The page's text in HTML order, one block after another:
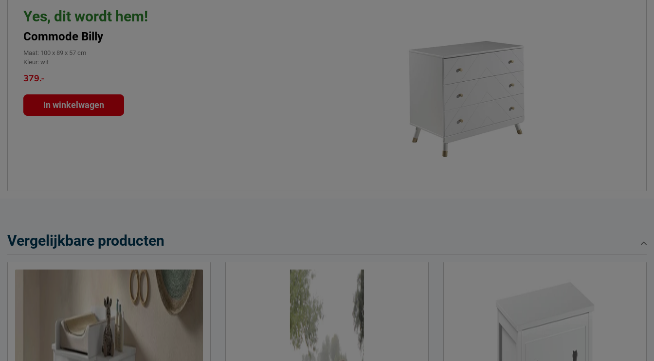
Yes, dit wordt hem!
Commode Billy
Maat: 100 x 89 x 57 cm
Kleur: wit
379.-
In winkelwagen
Vergelijkbare producten